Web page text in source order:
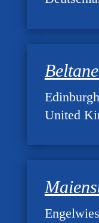
Edinburgh
United